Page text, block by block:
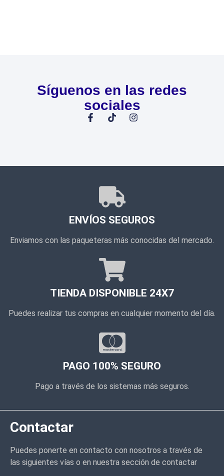
Síguenos en las redes
sociales
ENVÍOS SEGUROS
Enviamos con las paqueteras más conocidas del mercado.
TIENDA DISPONIBLE 24X7
Puedes realizar tus compras en cualquier momento del día.
PAGO 100% SEGURO
Pago a través de los sistemas más seguros.
Contactar
Puedes ponerte en contacto con nosotros a través de
las siguientes vías o en nuestra sección de contactar